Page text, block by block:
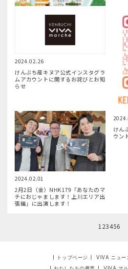
9月22日（日）けんぶち産キヌアま
2024.02.26
けんぶち産キヌア公式インスタグラ
ムアカウントに関するお詫びとお知
らせ
けん
ウン
2024.02.01
2月2日（金）NHK179「あなたのマ
チにおじゃまします！上川エリア出
張編」に出演します！
1 23456
| トップページ | VIVA ニュー